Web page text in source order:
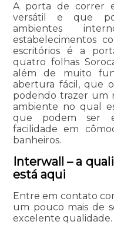
A porta de correr
versátil e que
ambientes
estabelecimentos
escritórios é a
quatro folhas
além de muito
abertura fácil, que
podendo trazer um
ambiente no qual
que podem ser
facilidade em
banheiros.
Interwall – a
está aqui
Entre em contato
um pouco mais de
excelente qualidade.